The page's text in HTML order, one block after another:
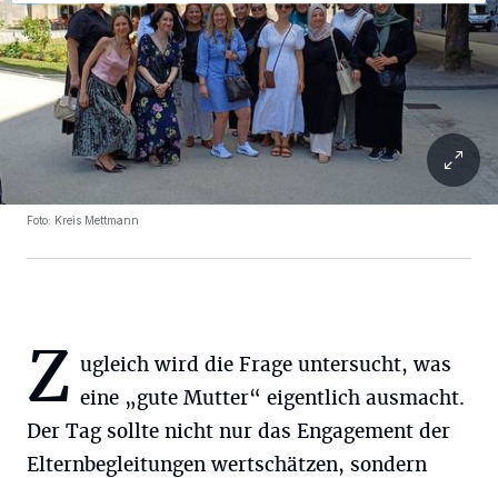
Foto: Kreis Mettmann
Z ugleich wird die Frage untersucht, was
eine „gute Mutter“ eigentlich ausmacht.
Der Tag sollte nicht nur das Engagement der
Elternbegleitungen wertschätzen, sondern